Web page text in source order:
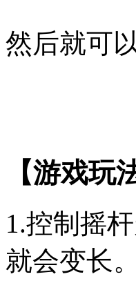
然后就可
【游戏玩
1.控制摇
就会变长。